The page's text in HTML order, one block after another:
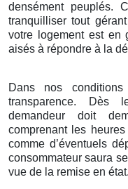
densément peuplés.
tranquilliser tout
votre logement est en
aisés à répondre à la
Dans nos
transparence. Dès
demandeur doit
comprenant les
comme d’éventuels
consommateur saura
vue de la remise en état.